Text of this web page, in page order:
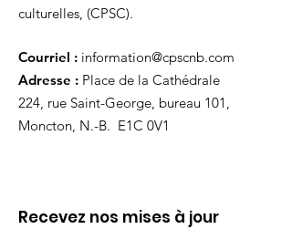
culturelles, (CPSC).
Courriel : information@cpscnb.com
Adresse : Place de la Cathédrale
224, rue Saint-George, bureau 101,
Moncton, N.-B. E1C 0V1
Recevez nos mises à jour